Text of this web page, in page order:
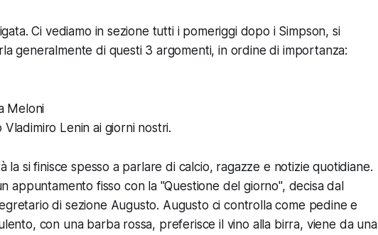
Ci vediamo in sezione tutti i pomeriggi dopo i Simpson, si
generalmente di questi 3 argomenti, in ordine di importanza:
Meloni
Lenin ai giorni nostri.
la si finisce spesso a parlare di calcio, ragazze e notizie quotidiane.
appuntamento fisso con la "Questione del giorno", decisa dal
di sezione Augusto. Augusto ci controlla come pedine e
con una barba rossa, preferisce il vino alla birra, viene da una